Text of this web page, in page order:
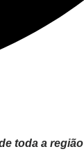
toda a região